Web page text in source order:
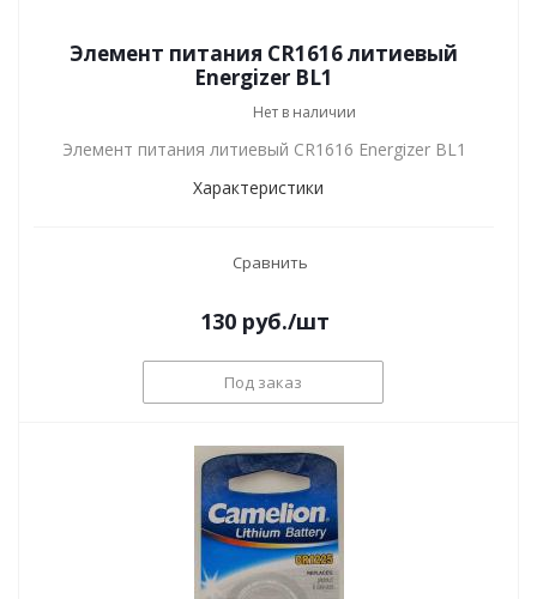
Элемент питания CR1616 литиевый
Energizer BL1
Нет в наличии
Элемент питания литиевый CR1616 Energizer BL1
Характеристики
Сравнить
130руб./шт
Под заказ